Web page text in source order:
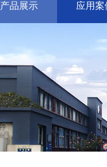
产品展示 应用案